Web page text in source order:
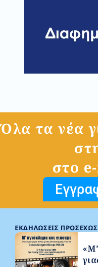
Όλα τα νέα
στο
ΕΚΔΗΛΏΣΕΙΣ ΠΡΟΣΕΧΏΣ